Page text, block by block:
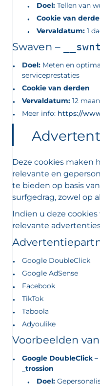
Doel: Tellen van
Cookie van
Vervaldatum: 1
Swaven –
Doel: Meten en
serviceprestaties
Cookie van derden
Vervaldatum: 12
Meer info: https://
Deze cookies maken
relevante en
te bieden op basis
surfgedrag, zowel op
Indien u deze
relevante
Google DoubleClick
Google AdSense
Facebook
TikTok
Taboola
Adyoulike
Voorbeelden
Google DoubleClick –
_trossion
Doel: